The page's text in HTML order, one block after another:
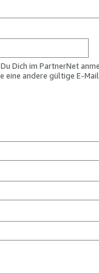
Dich im PartnerNet
eine andere gültige E-